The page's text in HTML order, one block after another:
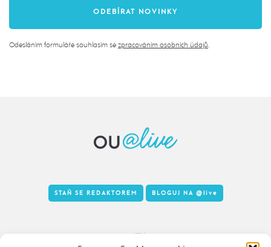
Odesláním formuláře souhlasím se zpracováním osobních údajů.
STAŇ SE REDAKTOREM BLOGUJ NA @live